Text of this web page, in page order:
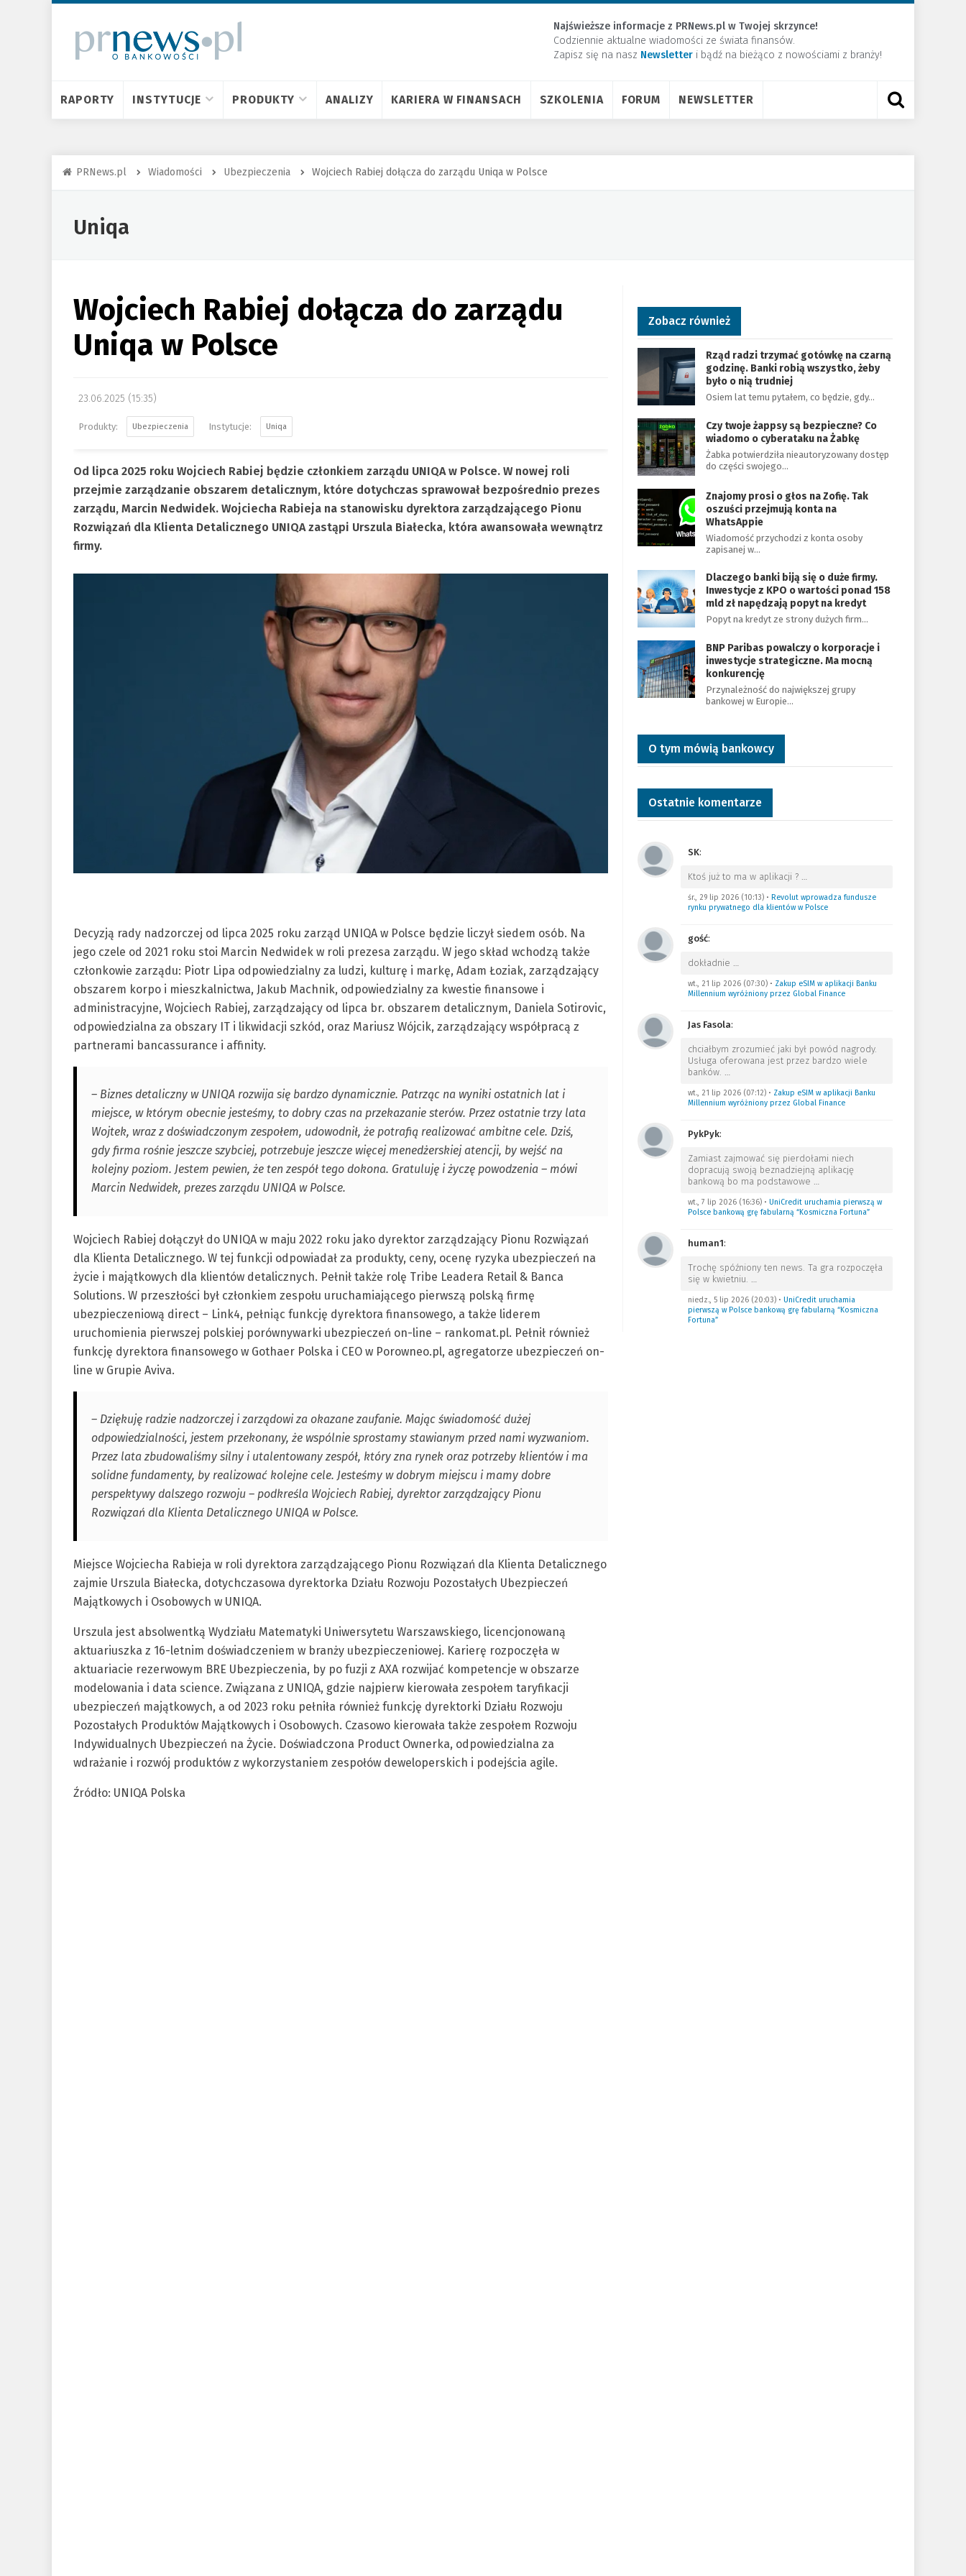
Najświeższe informacje z PRNews.pl w Twojej skrzynce!
Codziennie aktualne wiadomości ze świata finansów.
Zapisz się na nasz Newsletter ​i bądź na bieżąco z nowościami z branży!
RAPORTY INSTYTUCJE PRODUKTY ANALIZY KARIERA W FINANSACH SZKOLENIA FORUM NEWSLETTER
PRNews.pl Wiadomości Ubezpieczenia Wojciech Rabiej dołącza do zarządu Uniqa w Polsce
Uniqa
Wojciech Rabiej dołącza do zarządu
Uniqa w Polsce
23.06.2025 (15:35)
Ubezpieczenia Uniqa
Od lipca 2025 roku Wojciech Rabiej będzie członkiem zarządu UNIQA w Polsce. W nowej roli
przejmie zarządzanie obszarem detalicznym, które dotychczas sprawował bezpośrednio prezes
zarządu, Marcin Nedwidek. Wojciecha Rabieja na stanowisku dyrektora zarządzającego Pionu
Rozwiązań dla Klienta Detalicznego UNIQA zastąpi Urszula Białecka, która awansowała wewnątrz
firmy.
Decyzją rady nadzorczej od lipca 2025 roku zarząd UNIQA w Polsce będzie liczył siedem osób. Na
jego czele od 2021 roku stoi Marcin Nedwidek w roli prezesa zarządu. W jego skład wchodzą także
członkowie zarządu: Piotr Lipa odpowiedzialny za ludzi, kulturę i markę, Adam Łoziak, zarządzający
obszarem korpo i mieszkalnictwa, Jakub Machnik, odpowiedzialny za kwestie finansowe i
administracyjne, Wojciech Rabiej, zarządzający od lipca br. obszarem detalicznym, Daniela Sotirovic,
odpowiedzialna za obszary IT i likwidacji szkód, oraz Mariusz Wójcik, zarządzający współpracą z
partnerami bancassurance i affinity.
– Biznes detaliczny w UNIQA rozwija się bardzo dynamicznie. Patrząc na wyniki ostatnich lat i
miejsce, w którym obecnie jesteśmy, to dobry czas na przekazanie sterów. Przez ostatnie trzy lata
Wojtek, wraz z doświadczonym zespołem, udowodnił, że potrafią realizować ambitne cele. Dziś,
gdy firma rośnie jeszcze szybciej, potrzebuje jeszcze więcej menedżerskiej atencji, by wejść na
kolejny poziom. Jestem pewien, że ten zespół tego dokona. Gratuluję i życzę powodzenia – mówi
Marcin Nedwidek, prezes zarządu UNIQA w Polsce.
Wojciech Rabiej dołączył do UNIQA w maju 2022 roku jako dyrektor zarządzający Pionu Rozwiązań
dla Klienta Detalicznego. W tej funkcji odpowiadał za produkty, ceny, ocenę ryzyka ubezpieczeń na
życie i majątkowych dla klientów detalicznych. Pełnił także rolę Tribe Leadera Retail & Banca
Solutions. W przeszłości był członkiem zespołu uruchamiającego pierwszą polską firmę
ubezpieczeniową direct – Link4, pełniąc funkcję dyrektora finansowego, a także liderem
uruchomienia pierwszej polskiej porównywarki ubezpieczeń on-line – rankomat.pl. Pełnił również
funkcję dyrektora finansowego w Gothaer Polska i CEO w Porowneo.pl, agregatorze ubezpieczeń on-
line w Grupie Aviva.
– Dziękuję radzie nadzorczej i zarządowi za okazane zaufanie. Mając świadomość dużej
odpowiedzialności, jestem przekonany, że wspólnie sprostamy stawianym przed nami wyzwaniom.
Przez lata zbudowaliśmy silny i utalentowany zespół, który zna rynek oraz potrzeby klientów i ma
solidne fundamenty, by realizować kolejne cele. Jesteśmy w dobrym miejscu i mamy dobre
perspektywy dalszego rozwoju – podkreśla Wojciech Rabiej, dyrektor zarządzający Pionu
Rozwiązań dla Klienta Detalicznego UNIQA w Polsce.
Miejsce Wojciecha Rabieja w roli dyrektora zarządzającego Pionu Rozwiązań dla Klienta Detalicznego
zajmie Urszula Białecka, dotychczasowa dyrektorka Działu Rozwoju Pozostałych Ubezpieczeń
Majątkowych i Osobowych w UNIQA.
Urszula jest absolwentką Wydziału Matematyki Uniwersytetu Warszawskiego, licencjonowaną
aktuariuszka z 16-letnim doświadczeniem w branży ubezpieczeniowej. Karierę rozpoczęła w
aktuariacie rezerwowym BRE Ubezpieczenia, by po fuzji z AXA rozwijać kompetencje w obszarze
modelowania i data science. Związana z UNIQA, gdzie najpierw kierowała zespołem taryfikacji
ubezpieczeń majątkowych, a od 2023 roku pełniła również funkcję dyrektorki Działu Rozwoju
Pozostałych Produktów Majątkowych i Osobowych. Czasowo kierowała także zespołem Rozwoju
Indywidualnych Ubezpieczeń na Życie. Doświadczona Product Ownerka, odpowiedzialna za
wdrażanie i rozwój produktów z wykorzystaniem zespołów deweloperskich i podejścia agile.
Źródło: UNIQA Polska
Zobacz również
Rząd radzi trzymać gotówkę na czarną
godzinę. Banki robią wszystko, żeby
było o nią trudniej
Osiem lat temu pytałem, co będzie, gdy…
Czy twoje żappsy są bezpieczne? Co
wiadomo o cyberataku na Żabkę
Żabka potwierdziła nieautoryzowany dostęp
do części swojego…
Znajomy prosi o głos na Zofię. Tak
oszuści przejmują konta na
WhatsAppie
Wiadomość przychodzi z konta osoby
zapisanej w…
Dlaczego banki biją się o duże firmy.
Inwestycje z KPO o wartości ponad 158
mld zł napędzają popyt na kredyt
Popyt na kredyt ze strony dużych firm…
BNP Paribas powalczy o korporacje i
inwestycje strategiczne. Ma mocną
konkurencję
Przynależność do największej grupy
bankowej w Europie…
O tym mówią bankowcy
Ostatnie komentarze
SK:
Ktoś już to ma w aplikacji ? …
śr., 29 lip 2026 (10:13)• Revolut wprowadza fundusze
rynku prywatnego dla klientów w Polsce
gość:
dokładnie …
wt., 21 lip 2026 (07:30)• Zakup eSIM w aplikacji Banku
Millennium wyróżniony przez Global Finance
Jas Fasola:
chciałbym zrozumieć jaki był powód nagrody.
Usługa oferowana jest przez bardzo wiele
banków. …
wt., 21 lip 2026 (07:12)• Zakup eSIM w aplikacji Banku
Millennium wyróżniony przez Global Finance
PykPyk:
Zamiast zajmować się pierdołami niech
dopracują swoją beznadziejną aplikację
bankową bo ma podstawowe …
wt., 7 lip 2026 (16:36)• UniCredit uruchamia pierwszą w
Polsce bankową grę fabularną “Kosmiczna Fortuna”
human1:
Trochę spóźniony ten news. Ta gra rozpoczęła
się w kwietniu. …
niedz., 5 lip 2026 (20:03)• UniCredit uruchamia
pierwszą w Polsce bankową grę fabularną “Kosmiczna
Fortuna”